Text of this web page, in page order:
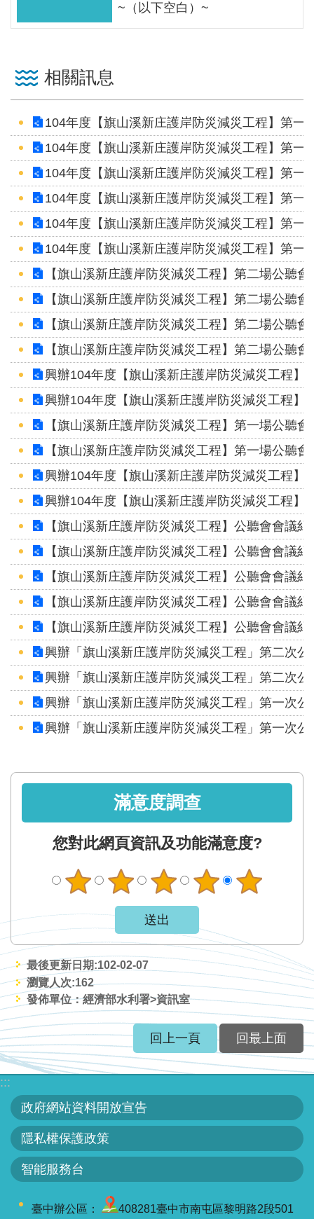
~（以下空白）~
相關訊息
104年度【旗山溪新庄護岸防災減災工程】第一
104年度【旗山溪新庄護岸防災減災工程】第一
104年度【旗山溪新庄護岸防災減災工程】第一
104年度【旗山溪新庄護岸防災減災工程】第一
104年度【旗山溪新庄護岸防災減災工程】第一
104年度【旗山溪新庄護岸防災減災工程】第一
【旗山溪新庄護岸防災減災工程】第二場公聽
【旗山溪新庄護岸防災減災工程】第二場公聽
【旗山溪新庄護岸防災減災工程】第二場公聽
【旗山溪新庄護岸防災減災工程】第二場公聽
興辦104年度【旗山溪新庄護岸防災減災工程】
興辦104年度【旗山溪新庄護岸防災減災工程】
【旗山溪新庄護岸防災減災工程】第一場公聽
【旗山溪新庄護岸防災減災工程】第一場公聽
興辦104年度【旗山溪新庄護岸防災減災工程】
興辦104年度【旗山溪新庄護岸防災減災工程】
【旗山溪新庄護岸防災減災工程】公聽會會議
【旗山溪新庄護岸防災減災工程】公聽會會議
【旗山溪新庄護岸防災減災工程】公聽會會議
【旗山溪新庄護岸防災減災工程】公聽會會議
【旗山溪新庄護岸防災減災工程】公聽會會議
興辦「旗山溪新庄護岸防災減災工程」第二次公
興辦「旗山溪新庄護岸防災減災工程」第二次公
興辦「旗山溪新庄護岸防災減災工程」第一次公
興辦「旗山溪新庄護岸防災減災工程」第一次公
滿意度調查
您對此網頁資訊及功能滿意度?
最後更新日期:102-02-07
瀏覽人次:162
發佈單位：經濟部水利署>資訊室
回上一頁 回最上面
:::
政府網站資料開放宣告
隱私權保護政策
智能服務台
臺中辦公區： 408281臺中市南屯區黎明路2段501